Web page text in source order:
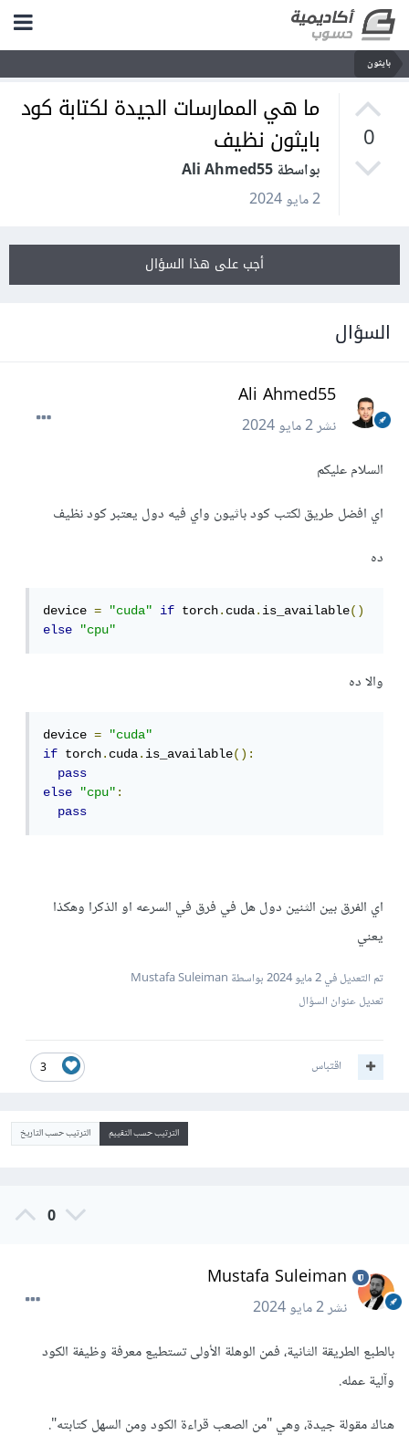
بايثون
0
ما هي الممارسات الجيدة لكتابة كود
بايثون نظيف
بواسطة Ali Ahmed55
2 مايو 2024
أجب على هذا السؤال
السؤال
Ali Ahmed55
نشر2 مايو 2024
السلام عليكم
اي افضل طريق لكتب كود باثيون واي فيه دول يعتبر كود نظيف
ده
device = "cuda" if torch.cuda.is_available()
else
"cpu"
والا ده
device =
"cuda"
if torch.cuda.is_available():
pass
else
"cpu":
pass
اي الفرق بين الثنين دول هل في فرق في السرعه او الذكرا وهكذا
يعني
تم التعديل في2 مايو 2024
بواسطة Mustafa Suleiman
تعديل عنوان السؤال
3 اقتباس
الترتيب حسب التقييم الترتيب حسب التاريخ
0
Mustafa Suleiman
نشر2 مايو 2024
بالطبع الطريقة الثانية، فمن الوهلة الأولى تستطيع معرفة وظيفة الكود
وآلية عمله.
هناك مقولة جيدة، وهي "من الصعب قراءة الكود ومن السهل كتابته".